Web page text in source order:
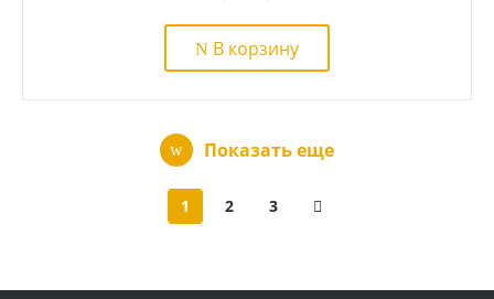
В корзину
Показать еще
1 2 3